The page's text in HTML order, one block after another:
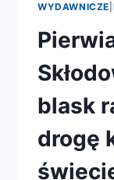
WYDAWNICZE
blask
drogę